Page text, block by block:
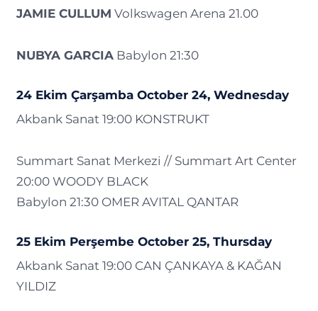
JAMIE CULLUM Volkswagen Arena 21.00
NUBYA GARCIABabylon 21:30
24 Ekim Çarşamba October 24, Wednesday
Akbank Sanat 19:00 KONSTRUKT
Summart Sanat Merkezi // Summart Art Center
20:00 WOODY BLACK
Babylon 21:30 OMER AVITAL QANTAR
25 Ekim Perşembe October 25, Thursday
Akbank Sanat 19:00 CAN ÇANKAYA & KAĞAN
YILDIZ